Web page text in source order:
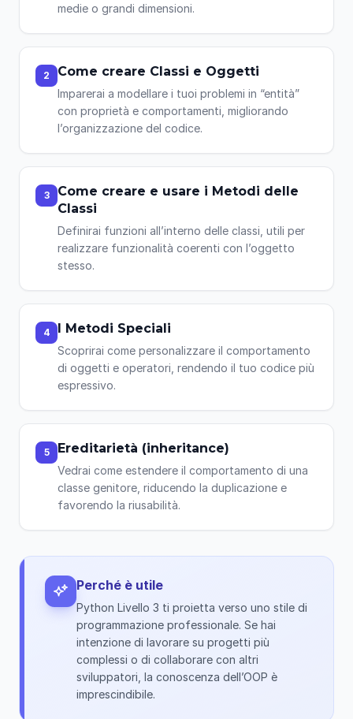
medie o grandi dimensioni.
2 Come creare Classi e Oggetti
Imparerai a modellare i tuoi problemi in “entità”
con proprietà e comportamenti, migliorando
l’organizzazione del codice.
3
Come creare e usare i Metodi delle
Classi
Definirai funzioni all’interno delle classi, utili per
realizzare funzionalità coerenti con l’oggetto
stesso.
4 I Metodi Speciali
Scoprirai come personalizzare il comportamento
di oggetti e operatori, rendendo il tuo codice più
espressivo.
5 Ereditarietà (inheritance)
Vedrai come estendere il comportamento di una
classe genitore, riducendo la duplicazione e
favorendo la riusabilità.
Perché è utile
Python Livello 3 ti proietta verso uno stile di
programmazione professionale. Se hai
intenzione di lavorare su progetti più
complessi o di collaborare con altri
sviluppatori, la conoscenza dell’OOP è
imprescindibile.